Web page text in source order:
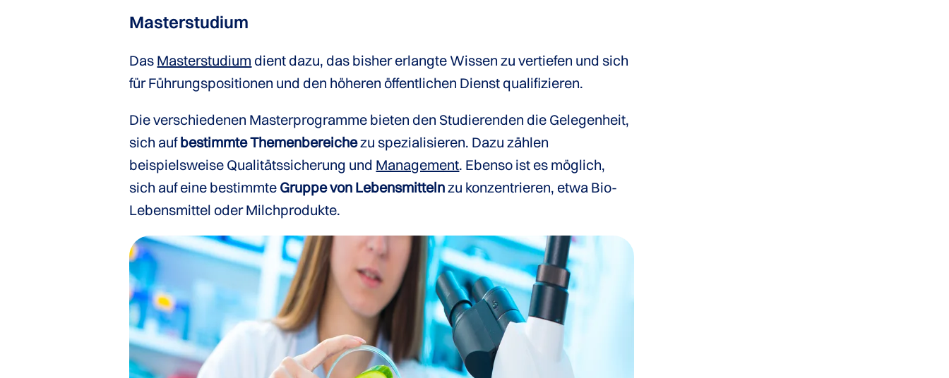
Masterstudium
Das Masterstudium dient dazu, das bisher erlangte Wissen zu vertiefen und sich
für Führungspositionen und den höheren öffentlichen Dienst qualifizieren.
Die verschiedenen Masterprogramme bieten den Studierenden die Gelegenheit,
sich aufbestimmte Themenbereichezu spezialisieren. Dazu zählen
beispielsweise Qualitätssicherung und Management. Ebenso ist es möglich,
sich auf eine bestimmte Gruppe von Lebensmittelnzu konzentrieren, etwa Bio-
Lebensmittel oder Milchprodukte.